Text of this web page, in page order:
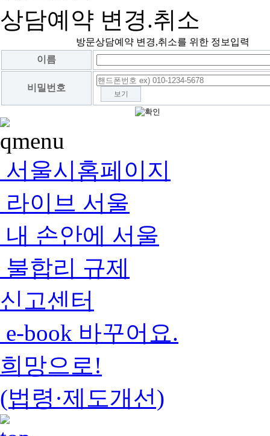
상담예약 변경.취소
방문상담예약 변경,취소를 위한 정보입력
이름
비밀번호
보기
서울시홈페이지
라이브 서울
내 손안에 서울
불합리 규제
신고센터
e-book 바꾸어요.
희망으로!
(법령·제도개선)